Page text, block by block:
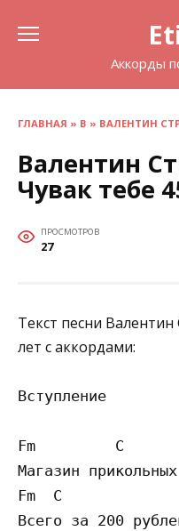
Аккорды
ГЛАВНАЯ » В » ВАЛЕНТИН
Валентин
Чувак тебе
ПРОСМОТРОВ
27
Текст песни
лет с аккордами:
Вступление
Fm         C
Магазин
Fm  C
Всего за 200